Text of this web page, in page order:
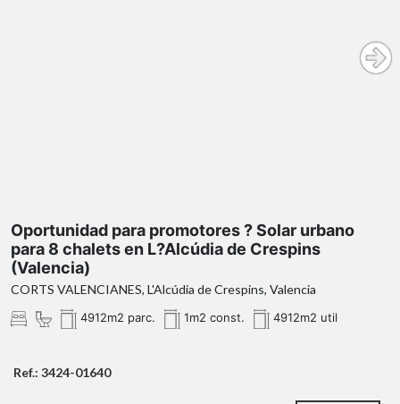
Oportunidad para promotores ? Solar urbano
para 8 chalets en L?Alcúdia de Crespins
(Valencia)
CORTS VALENCIANES, L'Alcúdia de Crespins, Valencia
4912m2 parc. 1m2 const. 4912m2 util
Ref.: 3424-01640